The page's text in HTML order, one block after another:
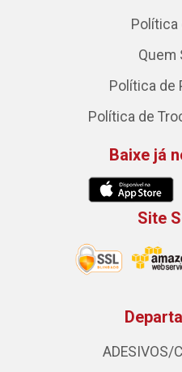
Quem
Política de
Política de
Baixe já
Site
ADESIVOS/